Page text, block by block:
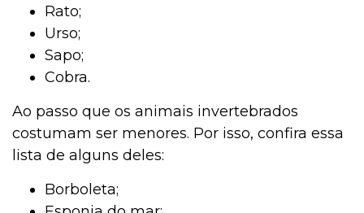
Rato;
Urso;
Sapo;
Cobra.
Ao passo que os animais invertebrados
costumam ser menores. Por isso, confira essa
lista de alguns deles:
Borboleta;